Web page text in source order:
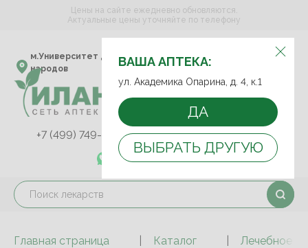
ВЫБЕРИТЕ АПТЕКУ:
м.Университет дружбы
народов
ул. Академика Опарина,
д. 4, к.1
ВАША АПТЕКА:
ул. Академика Опарина, д. 4, к.1
ДА
ВЫБРАТЬ ДРУГУЮ
Цены на сайте ежедневно обновляются.
Актуальные цены уточняйте по телефону
+7 (499) 749-75-92
+7 (499) 749-74-89
+7 (989) 579-78-73
Главная страница Каталог Лечебное